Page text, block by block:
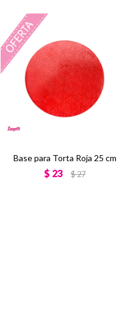
Base para Torta Roja 25 cm
$ 23 $27